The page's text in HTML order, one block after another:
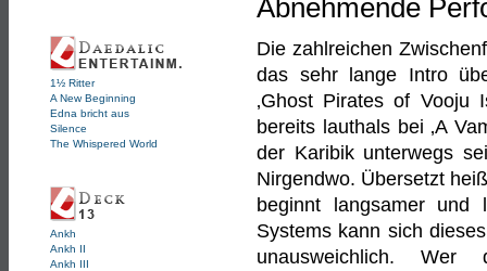
1½ Ritter
A New Beginning
Edna bricht aus
Silence
The Whispered World
Ankh
Ankh II
Ankh III
Abnehmende
Die zahlreichen
das sehr lange Intro
‚Ghost Pirates of Vooju
bereits lauthals bei ‚A
der Karibik unterwegs
Nirgendwo. Übersetzt
beginnt langsamer
Systems kann sich
unausweichlich. Wer